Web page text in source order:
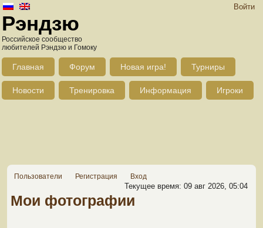
Войти
Рэндзю
Российское сообщество
любителей Рэндзю и Гомоку
Главная Форум Новая игра! Турниры
Новости Тренировка Информация Игроки
Пользователи Регистрация Вход
Текущее время: 09 авг 2026, 05:04
Мои фотографии